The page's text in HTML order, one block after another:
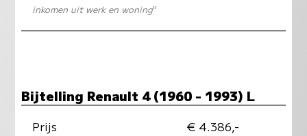
inkomen uit werk en woning"
Bijtelling Renault 4 (1960 - 1993) L
Prijs
€ 4.386,-